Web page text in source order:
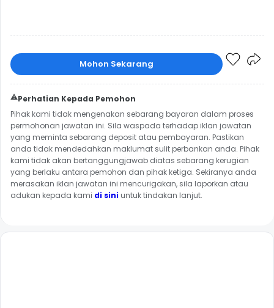
Mohon Sekarang
⚠️Perhatian Kepada Pemohon
Pihak kami tidak mengenakan sebarang bayaran dalam proses
permohonan jawatan ini. Sila waspada terhadap iklan jawatan
yang meminta sebarang deposit atau pembayaran. Pastikan
anda tidak mendedahkan maklumat sulit perbankan anda. Pihak
kami tidak akan bertanggungjawab diatas sebarang kerugian
yang berlaku antara pemohon dan pihak ketiga. Sekiranya anda
merasakan iklan jawatan ini mencurigakan, sila laporkan atau
adukan kepada kami di sini untuk tindakan lanjut.